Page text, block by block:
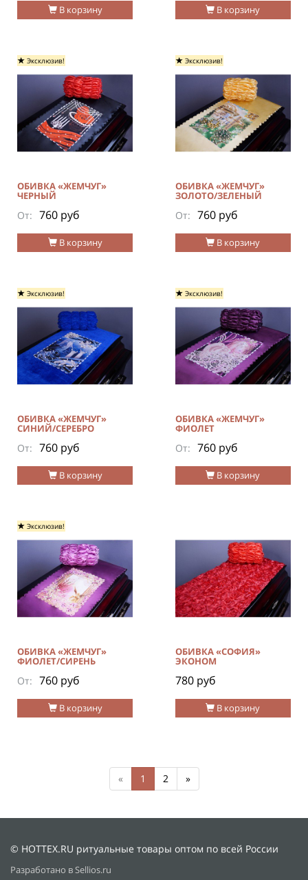
В корзину В корзину
Эксклюзив!
В корзину
ОБИВКА «ЖЕМЧУГ»
ЧЕРНЫЙ
От: 760 руб
Эксклюзив!
В корзину
ОБИВКА «ЖЕМЧУГ»
ЗОЛОТО/ЗЕЛЕНЫЙ
От: 760 руб
Эксклюзив!
В корзину
ОБИВКА «ЖЕМЧУГ»
СИНИЙ/СЕРЕБРО
От: 760 руб
Эксклюзив!
В корзину
ОБИВКА «ЖЕМЧУГ»
ФИОЛЕТ
От: 760 руб
Эксклюзив!
В корзину
ОБИВКА «ЖЕМЧУГ»
ФИОЛЕТ/СИРЕНЬ
От: 760 руб
В корзину
ОБИВКА «СОФИЯ»
ЭКОНОМ
780 руб
« 1 2 »
© HOTTEX.RU ритуальные товары оптом по всей России
Разработано в Sellios.ru